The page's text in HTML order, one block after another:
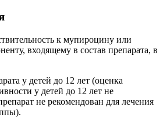
к мупироцину или
входящему в состав препарата, в
у детей до 12 лет (оценка
у детей до 12 лет не
не рекомендован для лечения